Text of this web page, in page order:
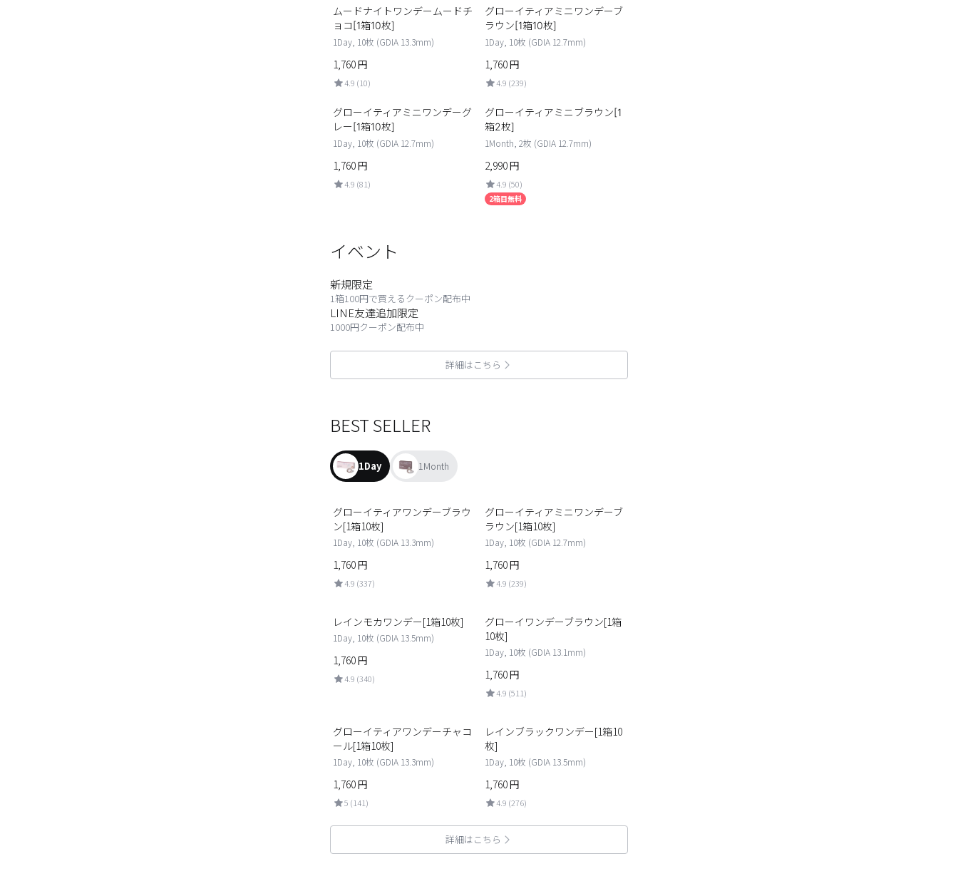
ムードナイトワンデームードチ
ョコ[1箱10枚]
1Day, 10枚 (GDIA 13.3mm)
1,760円
4.9 (10)
グローイティアミニワンデーブ
ラウン[1箱10枚]
1Day, 10枚 (GDIA 12.7mm)
1,760円
4.9 (239)
グローイティアミニワンデーグ
レー[1箱10枚]
1Day, 10枚 (GDIA 12.7mm)
1,760円
4.9 (81)
グローイティアミニブラウン[1
箱2枚]
1Month, 2枚 (GDIA 12.7mm)
2,990円
4.9 (50)
2箱目無料
イベント
新規限定
1箱100円で買えるクーポン配布中
LINE友達追加限定
1000円クーポン配布中
詳細はこちら
BEST SELLER
1Day 1Month
1
グローイティアワンデーブラウ
ン[1箱10枚]
1Day, 10枚 (GDIA 13.3mm)
1,760円
4.9 (337)
2
グローイティアミニワンデーブ
ラウン[1箱10枚]
1Day, 10枚 (GDIA 12.7mm)
1,760円
4.9 (239)
3
レインモカワンデー[1箱10枚]
1Day, 10枚 (GDIA 13.5mm)
1,760円
4.9 (340)
4
グローイワンデーブラウン[1箱
10枚]
1Day, 10枚 (GDIA 13.1mm)
1,760円
4.9 (511)
5
グローイティアワンデーチャコ
ール[1箱10枚]
1Day, 10枚 (GDIA 13.3mm)
1,760円
5 (141)
6
レインブラックワンデー[1箱10
枚]
1Day, 10枚 (GDIA 13.5mm)
1,760円
4.9 (276)
詳細はこちら